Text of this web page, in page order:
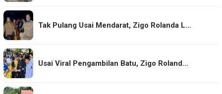
Tak Pulang Usai Mendarat, Zigo Rolanda L…
Usai Viral Pengambilan Batu, Zigo Roland…